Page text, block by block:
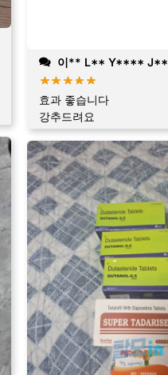
이** L** Y**** J**
효과 좋습니다
강추드려요